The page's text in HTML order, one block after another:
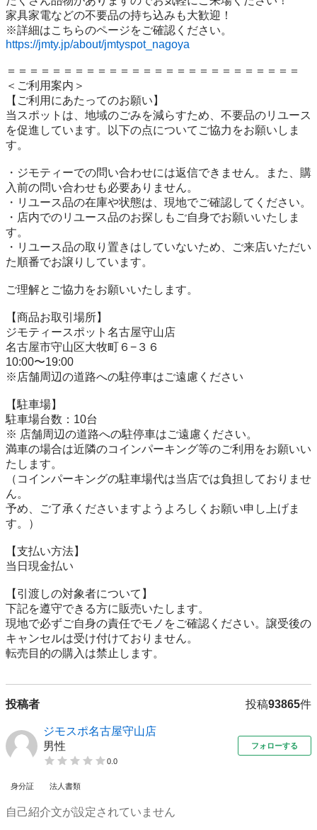
家具家電などの不要品の持ち込みも大歓迎！
https://jmty.jp/about/jmtyspot_nagoya
＝＝＝＝＝＝＝＝＝＝＝＝＝＝＝＝＝＝＝＝＝＝＝＝＝＝
＜ご利用案内＞
【ご利用にあたってのお願い】
当スポットは、地域のごみを減らすため、不要品のリユース
を促進しています。以下の点についてご協力をお願いしま
す。
・ジモティーでの問い合わせには返信できません。また、購
入前の問い合わせも必要ありません。
・リユース品の在庫や状態は、現地でご確認してください。
・店内でのリユース品のお探しもご自身でお願いいたしま
す。
・リユース品の取り置きはしていないため、ご来店いただい
た順番でお譲りしています。
ご理解とご協力をお願いいたします。
【商品お取引場所】
ジモティースポット名古屋守山店
名古屋市守山区大牧町６−３６
10:00〜19:00
※店舗周辺の道路への駐停車はご遠慮ください
【駐⾞場】
駐車場台数：10台
※ 店舗周辺の道路への駐停車はご遠慮ください。
満車の場合は近隣のコインパーキング等のご利用をお願いい
たします。
（コインパーキングの駐車場代は当店では負担しておりませ
ん。
予め、ご了承くださいますようよろしくお願い申し上げま
す。）
【⽀払い⽅法】
当日現金払い
【引渡しの対象者について】
下記を遵守できる⽅に販売いたします。
現地で必ずご⾃⾝の責任でモノをご確認ください。譲受後の
キャンセルは受け付けておりません。
転売⽬的の購⼊は禁⽌します。
投稿者 投稿93865件
ジモスポ名古屋守山店
男性
0.0
フォローする
身分証 法人書類
自己紹介文が設定されていません